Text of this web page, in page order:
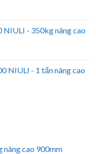
NIULI - 350kg nâng cao
NIULI - 1 tấn nâng cao
nâng cao 900mm